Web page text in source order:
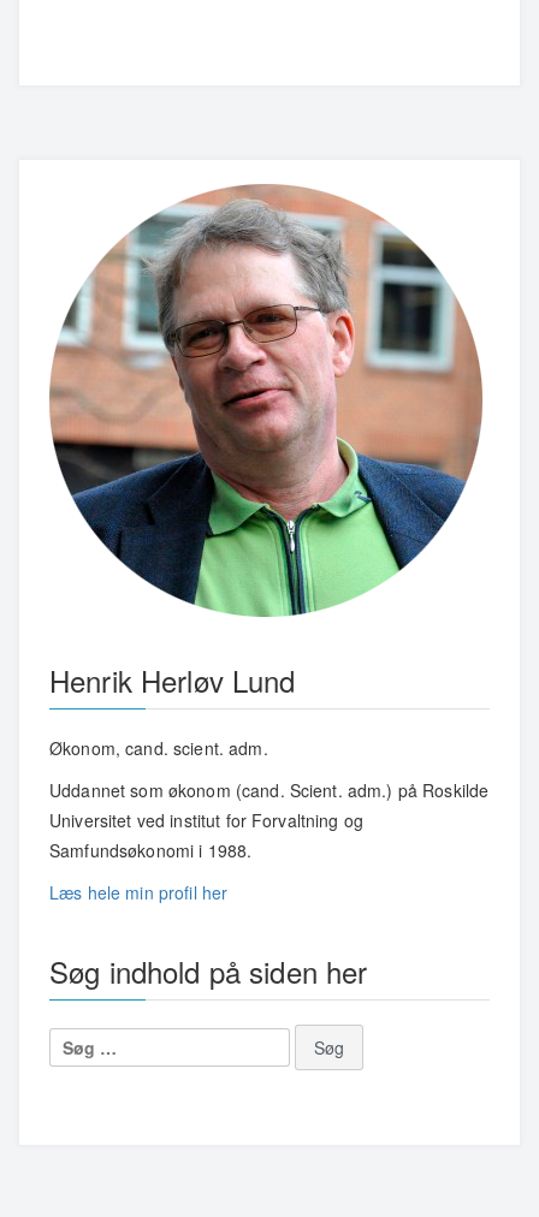
Henrik Herløv Lund
Økonom, cand. scient. adm.
Uddannet som økonom (cand. Scient. adm.) på Roskilde
Universitet ved institut for Forvaltning og
Samfundsøkonomi i 1988.
Læs hele min profil her
Søg indhold på siden her
Søg
efter: